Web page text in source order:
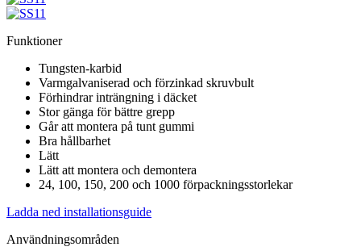
Funktioner
Tungsten-karbid
Varmgalvaniserad och förzinkad skruvbult
Förhindrar inträngning i däcket
Stor gänga för bättre grepp
Går att montera på tunt gummi
Bra hållbarhet
Lätt
Lätt att montera och demontera
24, 100, 150, 200 och 1000 förpackningsstorlekar
Ladda ned installationsguide
Användningsområden